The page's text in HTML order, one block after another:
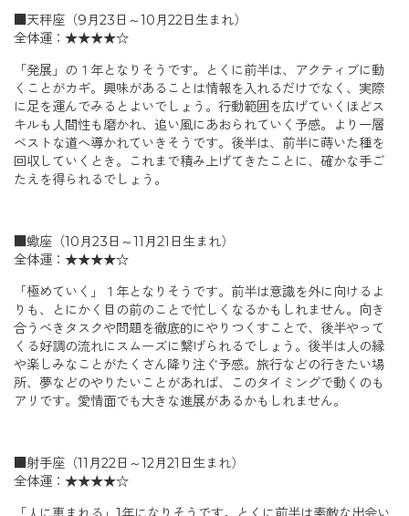
■天秤座（9月23日～10月22日生まれ）
全体運：★★★★☆
「発展」の１年となりそうです。とくに前半は、アクティブに動
くことがカギ。興味があることは情報を入れるだけでなく、実際
に足を運んでみるとよいでしょう。行動範囲を広げていくほどス
キルも人間性も磨かれ、追い風にあおられていく予感。より一層
ベストな道へ導かれていきそうです。後半は、前半に蒔いた種を
回収していくとき。これまで積み上げてきたことに、確かな手ご
たえを得られるでしょう。
■蠍座（10月23日～11月21日生まれ）
全体運：★★★★☆
「極めていく」１年となりそうです。前半は意識を外に向けるよ
りも、とにかく目の前のことで忙しくなるかもしれません。向き
合うべきタスクや問題を徹底的にやりつくすことで、後半やって
くる好調の流れにスムーズに繋げられるでしょう。後半は人の縁
や楽しみなことがたくさん降り注ぐ予感。旅行などの行きたい場
所、夢などのやりたいことがあれば、このタイミングで動くのも
アリです。愛情面でも大きな進展があるかもしれません。
■射手座（11月22日～12月21日生まれ）
全体運：★★★★☆